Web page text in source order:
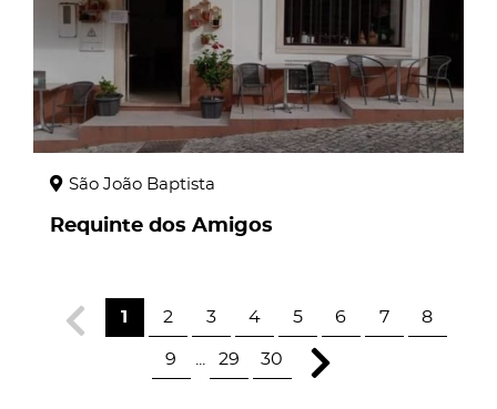
São João Baptista
Requinte dos Amigos
1 2 3 4 5 6 7 8
9 29 30